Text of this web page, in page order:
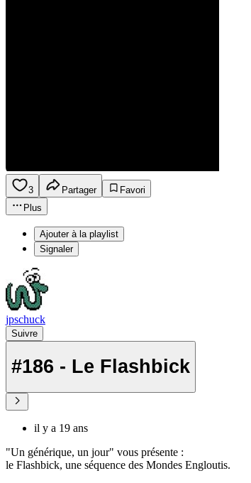
3 Partager
Favori
Plus
Ajouter à la playlist
Signaler
jpschuck
Suivre
#186 - Le Flashbick
il y a 19 ans
"Un générique, un jour" vous présente :
le Flashbick, une séquence des Mondes Engloutis.